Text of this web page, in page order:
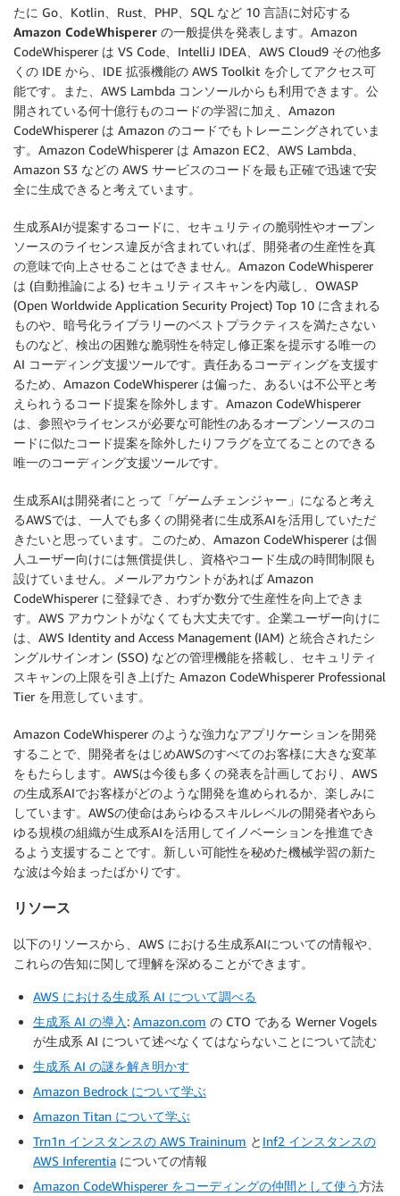
たに Go、Kotlin、Rust、PHP、SQL など 10 言語に対応する
Amazon CodeWhisperer の一般提供を発表します。Amazon
CodeWhisperer は VS Code、IntelliJ IDEA、AWS Cloud9 その他多
くの IDE から、IDE 拡張機能の AWS Toolkit を介してアクセス可
能です。また、AWS Lambda コンソールからも利用できます。公
開されている何十億行ものコードの学習に加え、Amazon
CodeWhisperer は Amazon のコードでもトレーニングされていま
す。Amazon CodeWhisperer は Amazon EC2、AWS Lambda、
Amazon S3 などの AWS サービスのコードを最も正確で迅速で安
全に生成できると考えています。
生成系AIが提案するコードに、セキュリティの脆弱性やオープン
ソースのライセンス違反が含まれていれば、開発者の生産性を真
の意味で向上させることはできません。Amazon CodeWhisperer
は (自動推論による) セキュリティスキャンを内蔵し、OWASP
(Open Worldwide Application Security Project) Top 10 に含まれる
ものや、暗号化ライブラリーのベストプラクティスを満たさない
ものなど、検出の困難な脆弱性を特定し修正案を提示する唯一の
AI コーディング支援ツールです。責任あるコーディングを支援す
るため、Amazon CodeWhisperer は偏った、あるいは不公平と考
えられうるコード提案を除外します。Amazon CodeWhisperer
は、参照やライセンスが必要な可能性のあるオープンソースのコ
ードに似たコード提案を除外したりフラグを立てることのできる
唯一のコーディング支援ツールです。
生成系AIは開発者にとって「ゲームチェンジャー」になると考え
るAWSでは、一人でも多くの開発者に生成系AIを活用していただ
きたいと思っています。このため、Amazon CodeWhisperer は個
人ユーザー向けには無償提供し、資格やコード生成の時間制限も
設けていません。メールアカウントがあれば Amazon
CodeWhisperer に登録でき、わずか数分で生産性を向上できま
す。AWS アカウントがなくても大丈夫です。企業ユーザー向けに
は、AWS Identity and Access Management (IAM) と統合されたシ
ングルサインオン (SSO) などの管理機能を搭載し、セキュリティ
スキャンの上限を引き上げた Amazon CodeWhisperer Professional
Tier を用意しています。
Amazon CodeWhisperer のような強力なアプリケーションを開発
することで、開発者をはじめAWSのすべてのお客様に大きな変革
をもたらします。AWSは今後も多くの発表を計画しており、AWS
の生成系AIでお客様がどのような開発を進められるか、楽しみに
しています。AWSの使命はあらゆるスキルレベルの開発者やあら
ゆる規模の組織が生成系AIを活用してイノベーションを推進でき
るよう支援することです。新しい可能性を秘めた機械学習の新た
な波は今始まったばかりです。
リソース
以下のリソースから、AWS における生成系AIについての情報や、
これらの告知に関して理解を深めることができます。
AWS における生成系 AI について調べる
生成系 AI の導入 : Amazon.com の CTO である Werner Vogels
が生成系 AI について述べなくてはならないことについて読む
生成系 AI の謎を解き明かす
Amazon Bedrock について学ぶ
Amazon Titan について学ぶ
Trn1n インスタンスの AWS Traininum と Inf2 インスタンスの
AWS Inferentia についての情報
Amazon CodeWhisperer をコーディングの仲間として使う方法